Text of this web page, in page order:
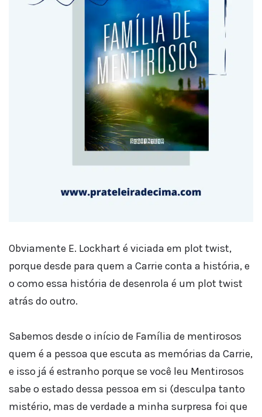
Obviamente E. Lockhart é viciada em plot twist,
porque desde para quem a Carrie conta a história, e
o como essa história de desenrola é um plot twist
atrás do outro.
Sabemos desde o início de Família de mentirosos
quem é a pessoa que escuta as memórias da Carrie,
e isso já é estranho porque se você leu Mentirosos
sabe o estado dessa pessoa em si (desculpa tanto
mistério, mas de verdade a minha surpresa foi que